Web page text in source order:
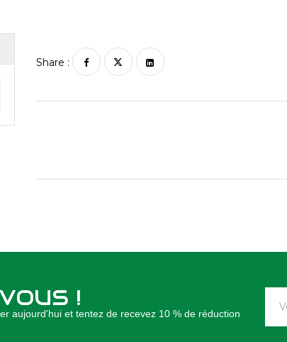
Share :
!
aujourd'hui et tentez de recevez 10 % de réduction